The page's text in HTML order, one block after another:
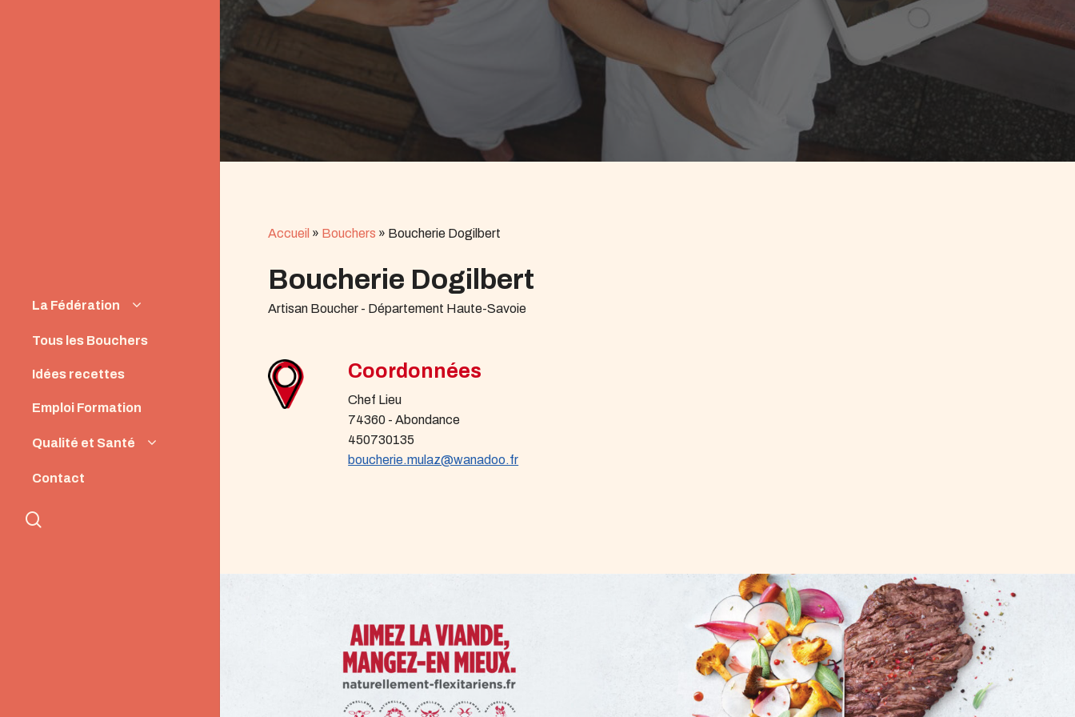
La Fédération
Instances
Tous les Bouchers
Idées recettes
Emploi Formation
Qualité et Santé
Origine et Qualité
Contact
Accueil » Bouchers » Boucherie Dogilbert
Boucherie Dogilbert
Artisan Boucher - Département Haute-Savoie
Coordonnées
Chef Lieu
74360 - Abondance
450730135
boucherie.mulaz@wanadoo.fr